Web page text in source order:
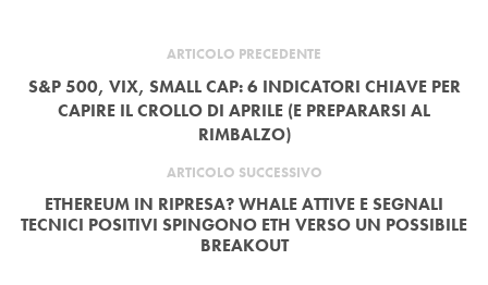
ARTICOLO PRECEDENTE
S&P 500, VIX, SMALL CAP: 6 INDICATORI CHIAVE PER
CAPIRE IL CROLLO DI APRILE (E PREPARARSI AL
RIMBALZO)
ARTICOLO SUCCESSIVO
ETHEREUM IN RIPRESA? WHALE ATTIVE E SEGNALI
TECNICI POSITIVI SPINGONO ETH VERSO UN POSSIBILE
BREAKOUT